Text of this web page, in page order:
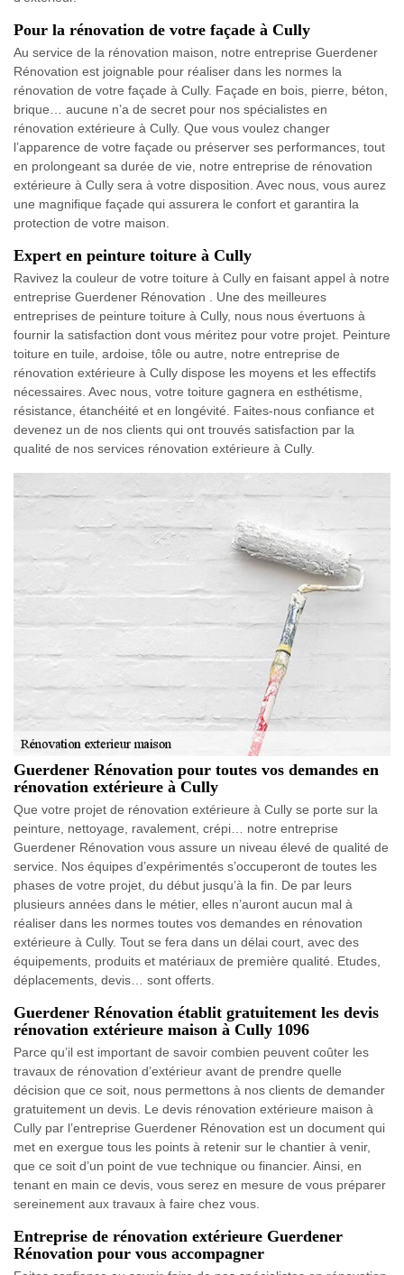
Pour la rénovation de votre façade à Cully
Au service de la rénovation maison, notre entreprise Guerdener
Rénovation est joignable pour réaliser dans les normes la
rénovation de votre façade à Cully. Façade en bois, pierre, béton,
brique… aucune n’a de secret pour nos spécialistes en
rénovation extérieure à Cully. Que vous voulez changer
l’apparence de votre façade ou préserver ses performances, tout
en prolongeant sa durée de vie, notre entreprise de rénovation
extérieure à Cully sera à votre disposition. Avec nous, vous aurez
une magnifique façade qui assurera le confort et garantira la
protection de votre maison.
Expert en peinture toiture à Cully
Ravivez la couleur de votre toiture à Cully en faisant appel à notre
entreprise Guerdener Rénovation . Une des meilleures
entreprises de peinture toiture à Cully, nous nous évertuons à
fournir la satisfaction dont vous méritez pour votre projet. Peinture
toiture en tuile, ardoise, tôle ou autre, notre entreprise de
rénovation extérieure à Cully dispose les moyens et les effectifs
nécessaires. Avec nous, votre toiture gagnera en esthétisme,
résistance, étanchéité et en longévité. Faites-nous confiance et
devenez un de nos clients qui ont trouvés satisfaction par la
qualité de nos services rénovation extérieure à Cully.
Guerdener Rénovation pour toutes vos demandes en
rénovation extérieure à Cully
Que votre projet de rénovation extérieure à Cully se porte sur la
peinture, nettoyage, ravalement, crépi… notre entreprise
Guerdener Rénovation vous assure un niveau élevé de qualité de
service. Nos équipes d’expérimentés s’occuperont de toutes les
phases de votre projet, du début jusqu’à la fin. De par leurs
plusieurs années dans le métier, elles n’auront aucun mal à
réaliser dans les normes toutes vos demandes en rénovation
extérieure à Cully. Tout se fera dans un délai court, avec des
équipements, produits et matériaux de première qualité. Etudes,
déplacements, devis… sont offerts.
Guerdener Rénovation établit gratuitement les devis
rénovation extérieure maison à Cully 1096
Parce qu’il est important de savoir combien peuvent coûter les
travaux de rénovation d’extérieur avant de prendre quelle
décision que ce soit, nous permettons à nos clients de demander
gratuitement un devis. Le devis rénovation extérieure maison à
Cully par l’entreprise Guerdener Rénovation est un document qui
met en exergue tous les points à retenir sur le chantier à venir,
que ce soit d’un point de vue technique ou financier. Ainsi, en
tenant en main ce devis, vous serez en mesure de vous préparer
sereinement aux travaux à faire chez vous.
Entreprise de rénovation extérieure Guerdener
Rénovation pour vous accompagner